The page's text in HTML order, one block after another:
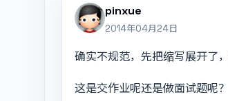
pinxue
2014年04月24日
确实不规范，先把缩写展开了
这是交作业呢还是做面试题呢？